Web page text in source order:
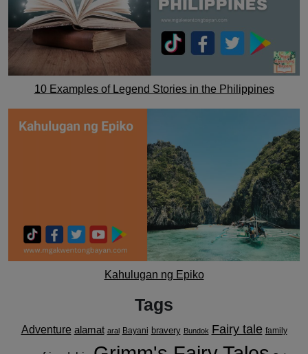
10 Examples of Legend Stories in the Philippines
Kahulugan ng Epiko
Tags
Adventure alamat aral Bayani bravery Bundok Fairy tale family